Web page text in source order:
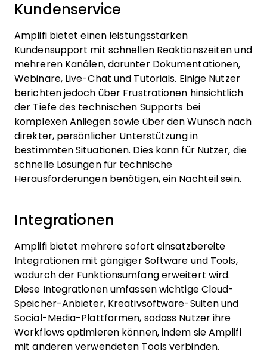
Kundenservice
Amplifi bietet einen leistungsstarken
Kundensupport mit schnellen Reaktionszeiten und
mehreren Kanälen, darunter Dokumentationen,
Webinare, Live-Chat und Tutorials. Einige Nutzer
berichten jedoch über Frustrationen hinsichtlich
der Tiefe des technischen Supports bei
komplexen Anliegen sowie über den Wunsch nach
direkter, persönlicher Unterstützung in
bestimmten Situationen. Dies kann für Nutzer, die
schnelle Lösungen für technische
Herausforderungen benötigen, ein Nachteil sein.
Integrationen
Amplifi bietet mehrere sofort einsatzbereite
Integrationen mit gängiger Software und Tools,
wodurch der Funktionsumfang erweitert wird.
Diese Integrationen umfassen wichtige Cloud-
Speicher-Anbieter, Kreativsoftware-Suiten und
Social-Media-Plattformen, sodass Nutzer ihre
Workflows optimieren können, indem sie Amplifi
mit anderen verwendeten Tools verbinden.